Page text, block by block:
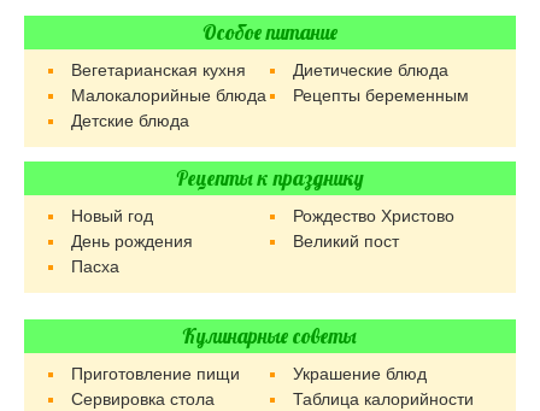
Особое питание
Вегетарианская кухня
Диетические блюда
Малокалорийные блюда
Рецепты беременным
Детские блюда
Рецепты к празднику
Новый год
Рождество Христово
День рождения
Великий пост
Пасха
Кулинарные советы
Приготовление пищи
Украшение блюд
Сервировка стола
Таблица калорийности